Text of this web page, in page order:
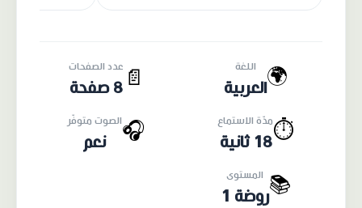
🌍 اللغة
العربية 📄
عدد الصفحات
8 صفحة
⏱️مدّة الاستماع
18 ثانية
🎧الصوت متوفّر
نعم
📚 المستوى
روضة 1